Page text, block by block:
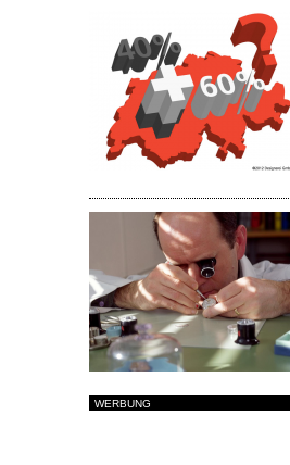
WERBUNG